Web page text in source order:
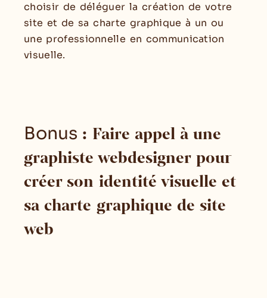
choisir de déléguer la création de votre
site et de sa charte graphique à un ou
une professionnelle en communication
visuelle.
Bonus : Faire appel à une
graphiste webdesigner pour
créer son identité visuelle et
sa charte graphique de site
web